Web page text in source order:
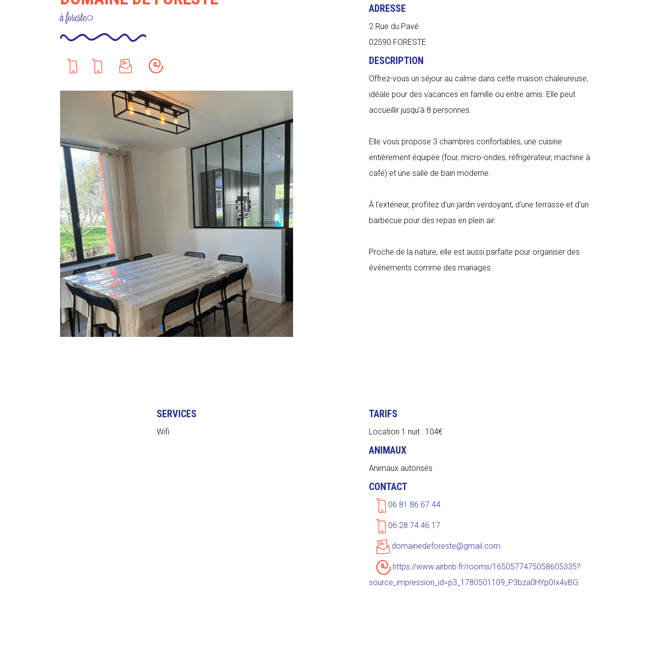
à foreste ADRESSE
2 Rue du Pavé
02590 FORESTE
DESCRIPTION
Offrez-vous un séjour au calme dans cette maison chaleureuse,
idéale pour des vacances en famille ou entre amis. Elle peut
accueillir jusqu’à 8 personnes.
Elle vous propose 3 chambres confortables, une cuisine
entièrement équipée (four, micro-ondes, réfrigérateur, machine à
café) et une salle de bain moderne.
À l’extérieur, profitez d’un jardin verdoyant, d’une terrasse et d’un
barbecue pour des repas en plein air.
Proche de la nature, elle est aussi parfaite pour organiser des
événements comme des mariages.
SERVICES
Wifi
TARIFS
Location 1 nuit : 104€
ANIMAUX
Animaux autorisés
CONTACT
06 81 86 67 44
06 28 74 46 17
domainedeforeste@gmail.com
https://www.airbnb.fr/rooms/1650577475058605335?
source_impression_id=p3_1780501109_P3bza0HYp0Ix4vBG